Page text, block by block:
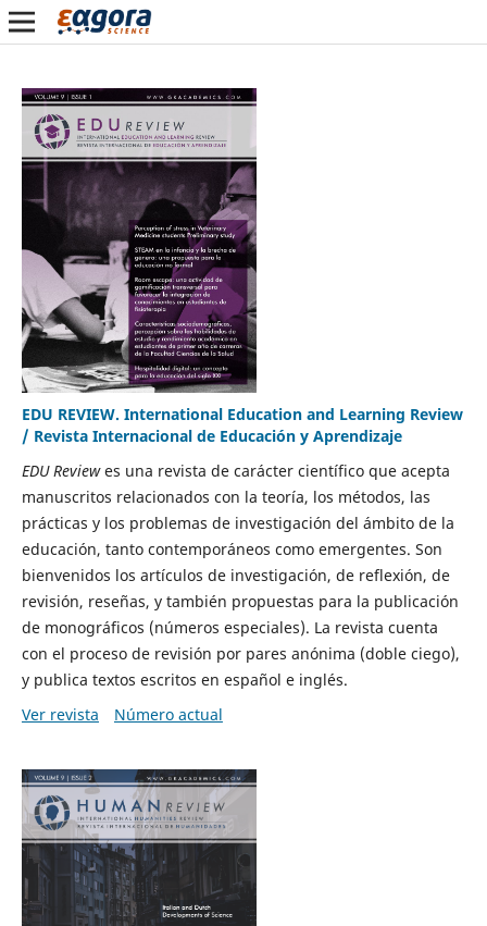
EDU REVIEW. International Education and Learning Review
/ Revista Internacional de Educación y Aprendizaje
EDU Reviewes una revista de carácter científico que acepta
manuscritos relacionados con la teoría, los métodos, las
prácticas y los problemas de investigación del ámbito de la
educación, tanto contemporáneos como emergentes. Son
bienvenidos los artículos de investigación, de reflexión, de
revisión, reseñas, y también propuestas para la publicación
de monográficos (números especiales). La revista cuenta
con el proceso de revisión por pares anónima (doble ciego),
y publica textos escritos en español e inglés.
Ver revista
Número actual